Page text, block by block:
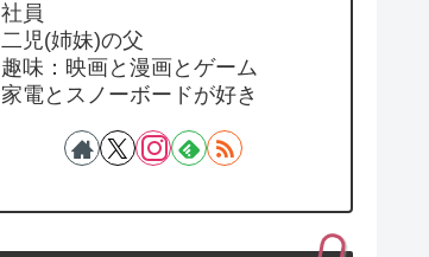
社員
二児(姉妹)の父
趣味：映画と漫画とゲーム
家電とスノーボードが好き